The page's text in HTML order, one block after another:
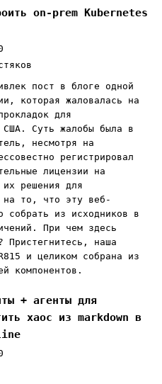
on-prem Kubernetes
пост в блоге одной
которая жаловалась на
для
США. Суть жалобы была в
несмотря на
регистрировал
лицензии на
их решения для
на то, что эту веб-
собрать из исходников в
При чем здесь
Пристегнитесь, наша
и целиком собрана из
компонентов.
+ агенты для
хаос из markdown в